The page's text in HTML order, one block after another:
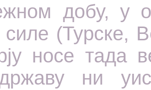
добу, у
силе (Турске,
носе тада
ни